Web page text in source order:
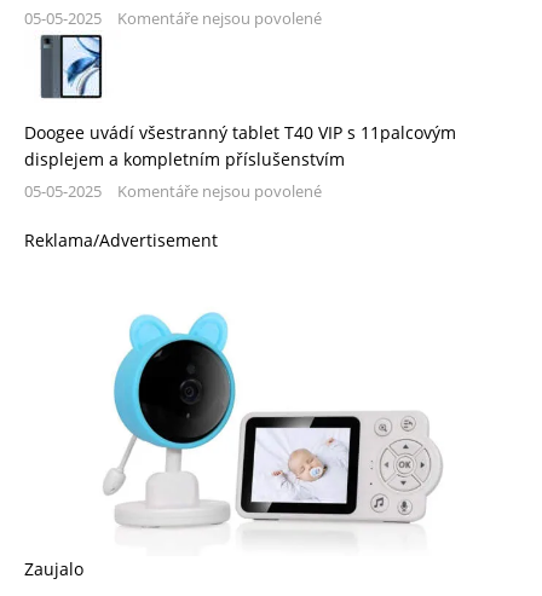
05-05-2025 Komentáře nejsou povolené
Doogee uvádí všestranný tablet T40 VIP s 11palcovým
displejem a kompletním příslušenstvím
05-05-2025 Komentáře nejsou povolené
Reklama/Advertisement
Zaujalo